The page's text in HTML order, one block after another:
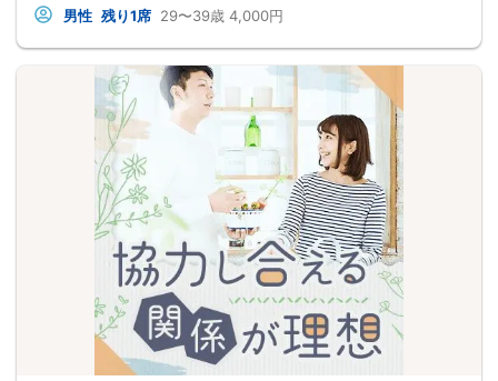
男性 残り1席 29〜39歳 4,000円